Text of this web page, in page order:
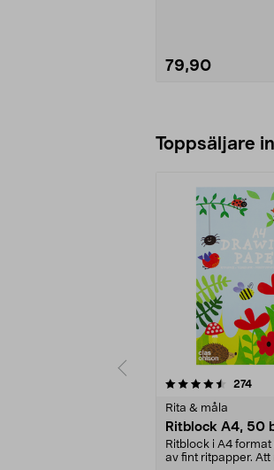
79,90
Toppsäljare
274
Rita & måla
Ritblock A4, 50
Ritblock i A4
av fint ritpapper.
4.5 av 5